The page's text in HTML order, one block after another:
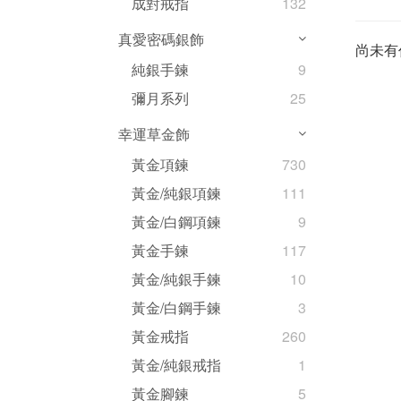
真愛密碼銀飾
純銀手鍊
9
彌月系列
25
幸運草金飾
黃金項鍊
730
黃金/純銀項鍊
111
黃金/白鋼項鍊
9
黃金手鍊
117
黃金/純銀手鍊
10
黃金/白鋼手鍊
3
黃金戒指
260
黃金/純銀戒指
1
黃金腳鍊
5
尚未